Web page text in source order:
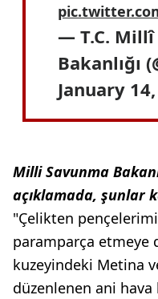
— T.C. Millî
Bakanlığı
January
Milli Savunma
açıklamada, şunlar
"Çelikten
paramparça etmeye
kuzeyindeki Metina
düzenlenen ani hava